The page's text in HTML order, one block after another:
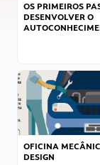
OS PRIMEIROS
DESENVOLVER O
OFICINA
DESIGN